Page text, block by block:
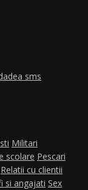
sms
Militari
scolare Pescari
Relatii cu clientii
si angajati Sex